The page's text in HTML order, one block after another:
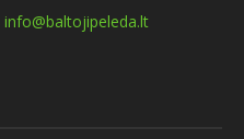
info@baltojipeleda.lt